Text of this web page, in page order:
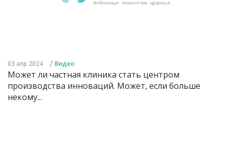
03 апр 2024 / Видео
Может ли частная клиника стать центром
производства инноваций. Может, если больше
некому...